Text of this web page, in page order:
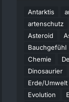
Antarktis
artenschutz
Asteroid
Bauchgefühl
Chemie
Dinosaurier
Erde/Umwelt
Evolution